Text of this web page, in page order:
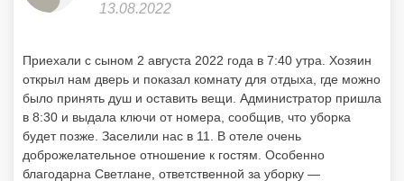
13.08.2022
Приехали с сыном 2 августа 2022 года в 7:40 утра. Хозяин
открыл нам дверь и показал комнату для отдыха, где можно
было принять душ и оставить вещи. Администратор пришла
в 8:30 и выдала ключи от номера, сообщив, что уборка
будет позже. Заселили нас в 11. В отеле очень
доброжелательное отношение к гостям. Особенно
благодарна Светлане, ответственной за уборку —